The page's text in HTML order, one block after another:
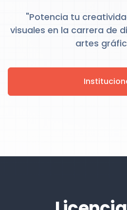
"Potencia tu
visuales en la carrera de
artes